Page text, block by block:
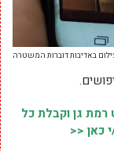
באדיבות דוברות המשטרה
גן וקבלת כל
כאן <<